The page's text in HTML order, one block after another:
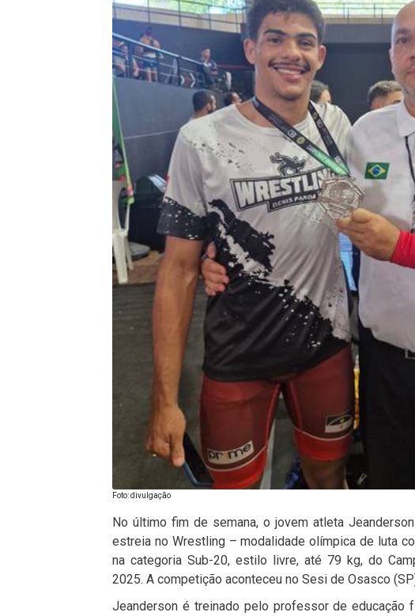
Foto: divulgação
No último fim de semana, o jovem atleta
estreia no Wrestling – modalidade olímpica de luta
na categoria Sub-20, estilo livre, até 79 kg, do
2025. A competição aconteceu no Sesi de Osasco
Jeanderson é treinado pelo professor de educação